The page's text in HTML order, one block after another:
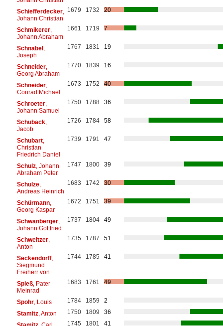
Schiefferdecker,
Johann Christian
1679 1732 20
Schmikerer,
Johann Abraham
1661 1719 7
Schnabel,
Joseph
1767 1831 19
Schneider,
Georg Abraham
1770 1839 16
Schneider,
Conrad Michael
1673 1752 40
Schroeter,
Johann Samuel
1750 1788 36
Schuback,
Jacob
1726 1784 58
Schubart,
Christian
Friedrich Daniel
1739 1791 47
Schulz, Johann
Abraham Peter
1747 1800 39
Schulze,
Andreas Heinrich
1683 1742 30
Schürmann,
Georg Kaspar
1672 1751 39
Schwanberger,
Johann Gottfried
1737 1804 49
Schweitzer,
Anton
1735 1787 51
Seckendorff,
Siegmund
Freiherr von
1744 1785 41
Spieß, Pater
Meinrad
1683 1761 49
Spohr, Louis 1784 1859
2
Stamitz, Anton 1750 1809
36
1745 1801
41